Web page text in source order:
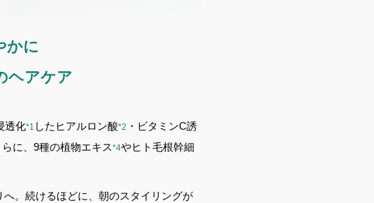
かに
ヘアケア
透化*1 したヒアルロン酸*2 ・ビタミンC誘
に、9種の植物エキス*4やヒト毛根幹細
。続けるほどに、朝のスタイリングが